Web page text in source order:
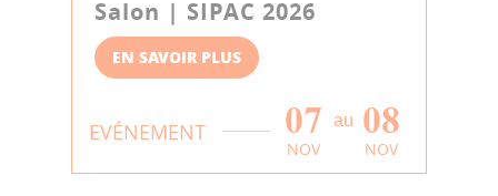
Salon | SIPAC 2026
EN SAVOIR PLUS
EVÉNEMENT 07
NOV
au 08
NOV